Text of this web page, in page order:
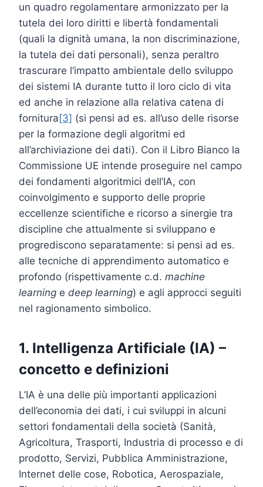
un quadro regolamentare armonizzato per la
tutela dei loro diritti e libertà fondamentali
(quali la dignità umana, la non discriminazione,
la tutela dei dati personali), senza peraltro
trascurare l’impatto ambientale dello sviluppo
dei sistemi IA durante tutto il loro ciclo di vita
ed anche in relazione alla relativa catena di
fornitura[3] (si pensi ad es. all’uso delle risorse
per la formazione degli algoritmi ed
all’archiviazione dei dati). Con il Libro Bianco la
Commissione UE intende proseguire nel campo
dei fondamenti algoritmici dell’IA, con
coinvolgimento e supporto delle proprie
eccellenze scientifiche e ricorso a sinergie tra
discipline che attualmente si sviluppano e
progrediscono separatamente: si pensi ad es.
alle tecniche di apprendimento automatico e
profondo (rispettivamente c.d. machine
learning e deep learning) e agli approcci seguiti
nel ragionamento simbolico.
1. Intelligenza Artificiale (IA) –
concetto e definizioni
L’IA è una delle più importanti applicazioni
dell’economia dei dati, i cui sviluppi in alcuni
settori fondamentali della società (Sanità,
Agricoltura, Trasporti, Industria di processo e di
prodotto, Servizi, Pubblica Amministrazione,
Internet delle cose, Robotica, Aerospaziale,